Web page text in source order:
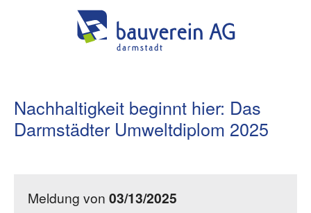
Meldung von 03/13/2025
Nachhaltigkeit beginnt hier: Das
Darmstädter Umweltdiplom 2025